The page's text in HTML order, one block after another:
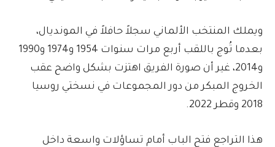
ويملك المنتخب الألماني سجلاً حافلاً في المونديال،
بعدما تُوج باللقب أربع مرات سنوات 1954 و1974 و1990
و2014، غير أن صورة الفريق اهتزت بشكل واضح عقب
الخروج المبكر من دور المجموعات في نسختي روسيا
2018 وقطر 2022.
هذا التراجع فتح الباب أمام تساؤلات واسعة داخل